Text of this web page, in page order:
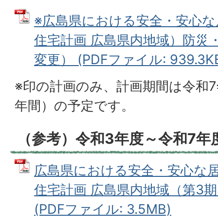
※広島県における安全・安心
住宅計画 広島県内地域）防災
変更） (PDFファイル:
※印の計画のみ、計画期間は令和
年間）の予定です。
（参考）令和3年度～令和7年
広島県における安全・安心な
住宅計画 広島県内地域（第3
(PDFファイル: 3.5MB)